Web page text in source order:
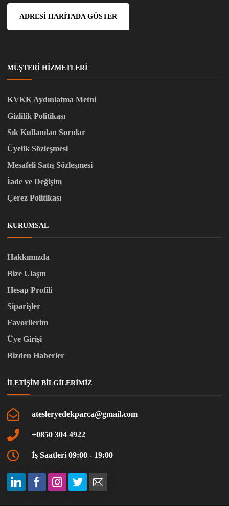
ADRESI HARITADA GÖSTER
MÜŞTERI HIZMETLERI
KVKK Aydınlatma Metni
Gizlilik Politikası
Sık Kullanılan Sorular
Üyelik Sözleşmesi
Mesafeli Satış Sözleşmesi
İade ve Değişim
Çerez Politikası
KURUMSAL
Hakkımızda
Bize Ulaşın
Hesap Profili
Siparişler
Favorilerim
Üye Girişi
Bizden Haberler
İLETIŞIM BILGILERIMIZ
atesleryedekparca@gmail.com
+0850 304 4922
İş Saatleri 09:00 - 19:00